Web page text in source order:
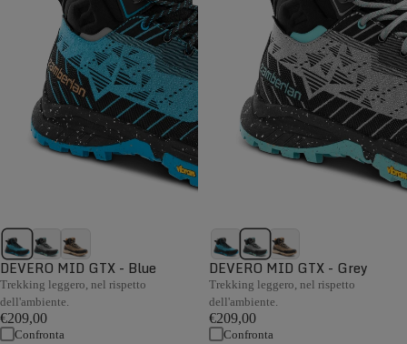
DEVERO MID GTX - Blue
Trekking leggero, nel rispetto
dell'ambiente.
€209,00
Confronta
DEVERO MID GTX - Grey
Trekking leggero, nel rispetto
dell'ambiente.
€209,00
Confronta